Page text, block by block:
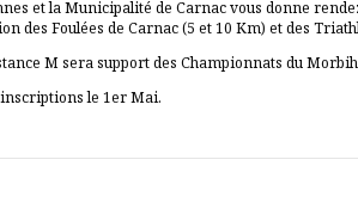
et la Municipalité de Carnac vous donne
des Foulées de Carnac (5 et 10 Km) et des
M sera support des Championnats du
le 1er Mai.